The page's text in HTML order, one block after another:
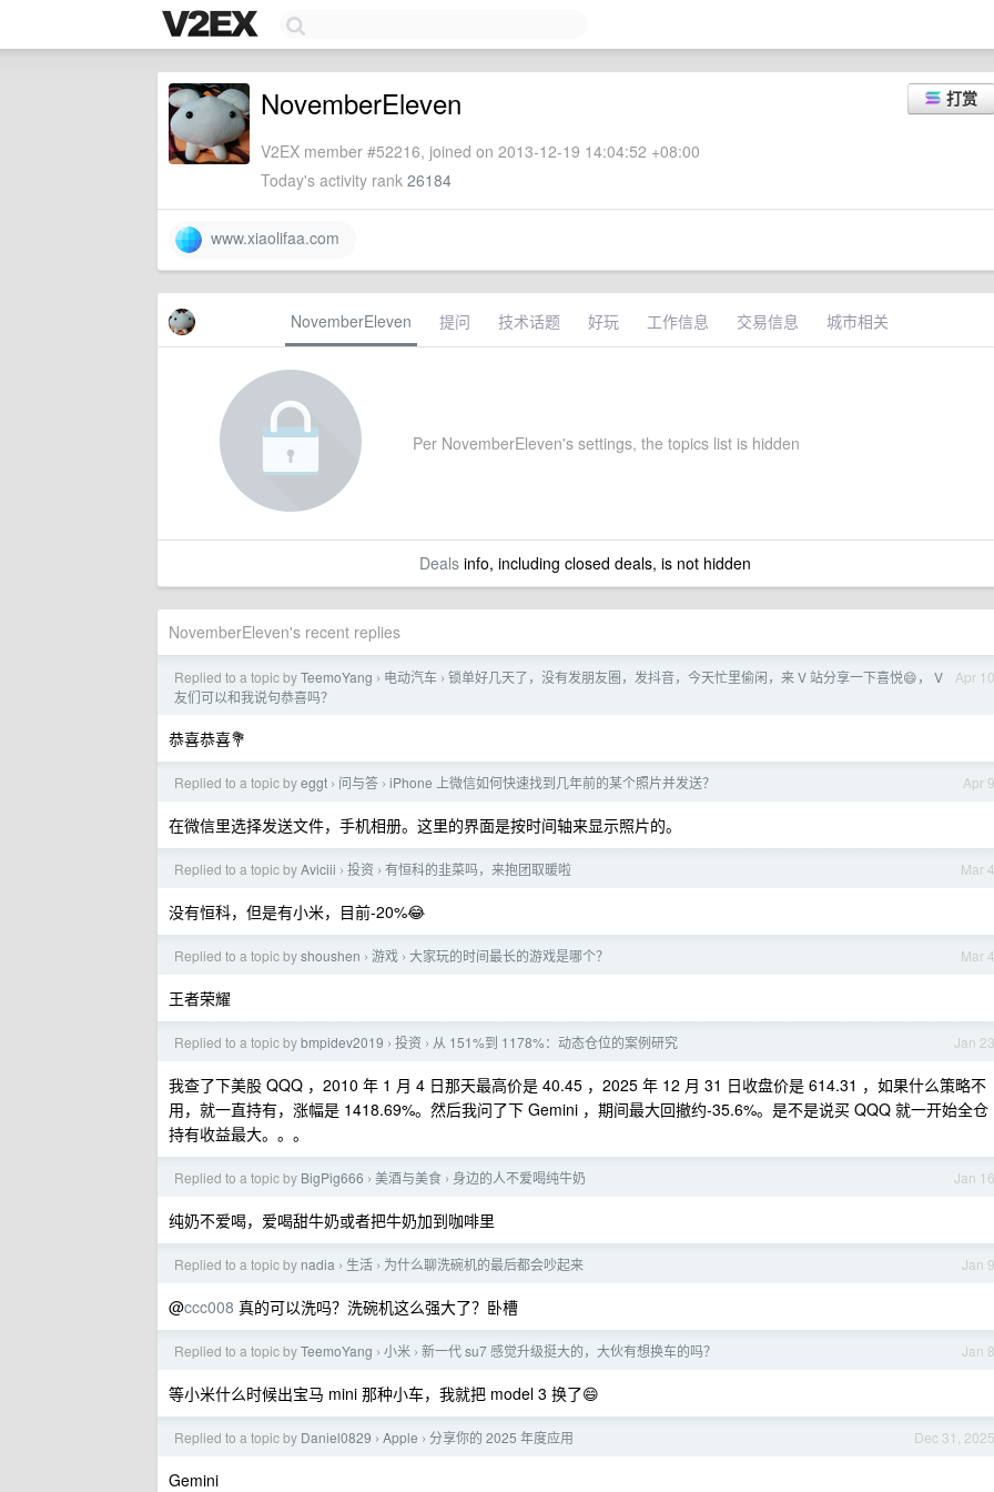
打赏
NovemberEleven
V2EX member #52216, joined on 2013-12-19 14:04:52 +08:00
Today's activity rank 26184
www.xiaolifaa.com
NovemberEleven 提问 技术话题 好玩 工作信息 交易信息 城市相关
Per NovemberEleven's settings, the topics list is hidden
Dealsinfo, including closed deals, is not hidden
NovemberEleven's recent replies
Apr 10
Replied to a topic byTeemoYang › 电动汽车 › 锁单好几天了，没有发朋友圈，发抖音，今天忙里偷闲，来 V 站分享一下喜悦😄， V
友们可以和我说句恭喜吗？
恭喜恭喜💐
Apr 9
Replied to a topic byeggt › 问与答 › iPhone 上微信如何快速找到几年前的某个照片并发送？
在微信里选择发送文件，手机相册。这里的界面是按时间轴来显示照片的。
Mar 4
Replied to a topic byAviciii › 投资 › 有恒科的韭菜吗，来抱团取暖啦
没有恒科，但是有小米，目前-20%😂
Mar 4
Replied to a topic byshoushen › 游戏 › 大家玩的时间最长的游戏是哪个？
王者荣耀
Jan 23
Replied to a topic bybmpidev2019 › 投资 › 从 151%到 1178%：动态仓位的案例研究
我查了下美股 QQQ ，2010 年 1 月 4 日那天最高价是 40.45 ，2025 年 12 月 31 日收盘价是 614.31 ，如果什么策略不
用，就一直持有，涨幅是 1418.69%。然后我问了下 Gemini ，期间最大回撤约-35.6%。是不是说买 QQQ 就一开始全仓
持有收益最大。。。
Jan 16
Replied to a topic by BigPig666 › 美酒与美食 › 身边的人不爱喝纯牛奶
纯奶不爱喝，爱喝甜牛奶或者把牛奶加到咖啡里
Jan 9
Replied to a topic by nadia › 生活 › 为什么聊洗碗机的最后都会吵起来
@ccc008 真的可以洗吗？洗碗机这么强大了？卧槽
Jan 8
Replied to a topic byTeemoYang › 小米 › 新一代 su7 感觉升级挺大的，大伙有想换车的吗？
等小米什么时候出宝马 mini 那种小车，我就把 model 3 换了😄
Dec 31, 2025
Replied to a topic by Daniel0829 › Apple › 分享你的 2025 年度应用
Gemini